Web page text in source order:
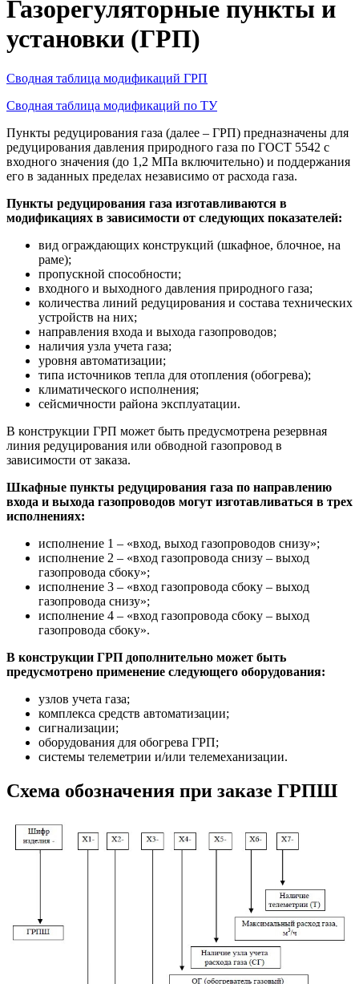
Газорегуляторные пункты и
установки (ГРП)
Сводная таблица модификаций ГРП
Сводная таблица модификаций по ТУ
Пункты редуцирования газа (далее – ГРП) предназначены для
редуцирования давления природного газа по ГОСТ 5542 с
входного значения (до 1,2 МПа включительно) и поддержания
его в заданных пределах независимо от расхода газа.
Пункты редуцирования газа изготавливаются в
модификациях в зависимости от следующих показателей:
вид ограждающих конструкций (шкафное, блочное, на
раме);
пропускной способности;
входного и выходного давления природного газа;
количества линий редуцирования и состава технических
устройств на них;
направления входа и выхода газопроводов;
наличия узла учета газа;
уровня автоматизации;
типа источников тепла для отопления (обогрева);
климатического исполнения;
сейсмичности района эксплуатации.
В конструкции ГРП может быть предусмотрена резервная
линия редуцирования или обводной газопровод в
зависимости от заказа.
Шкафные пункты редуцирования газа по направлению
входа и выхода газопроводов могут изготавливаться в трех
исполнениях:
исполнение 1 – «вход, выход газопроводов снизу»;
исполнение 2 – «вход газопровода снизу – выход
газопровода сбоку»;
исполнение 3 – «вход газопровода сбоку – выход
газопровода снизу»;
исполнение 4 – «вход газопровода сбоку – выход
газопровода сбоку».
В конструкции ГРП дополнительно может быть
предусмотрено применение следующего оборудования:
узлов учета газа;
комплекса средств автоматизации;
сигнализации;
оборудования для обогрева ГРП;
системы телеметрии и/или телемеханизации.
Схема обозначения при заказе ГРПШ